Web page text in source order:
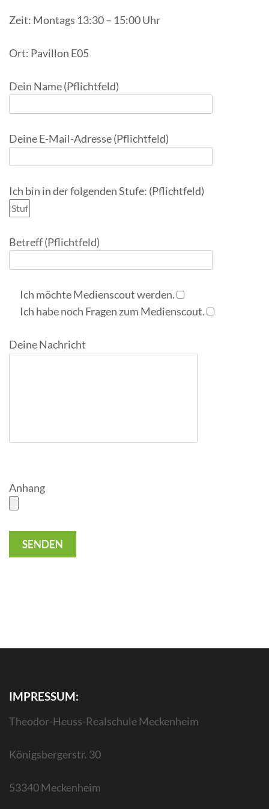
Zeit: Montags 13:30 – 15:00 Uhr
Ort: Pavillon E05
Dein Name (Pflichtfeld)
Deine E-Mail-Adresse (Pflichtfeld)
Ich bin in der folgenden Stufe: (Pflichtfeld)
Betreff (Pflichtfeld)
Ich möchte Medienscout werden.
Ich habe noch Fragen zum Medienscout.
Deine Nachricht
Anhang
IMPRESSUM:
Theodor-Heuss-Realschule Meckenheim
Königsbergerstr. 30
53340 Meckenheim